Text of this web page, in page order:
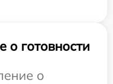
готовности
о